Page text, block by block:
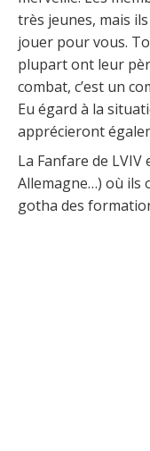
très jeunes, mais
jouer pour vous.
plupart ont leur
combat, c’est un
Eu égard à la
apprécieront
La Fanfare de
Allemagne…) où ils
gotha des